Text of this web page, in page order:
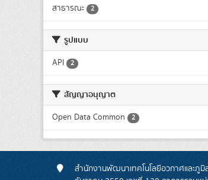
สาธารณะ 2
รูปแบบ
API 2
สัญญาอนุญาต
Open Data Common 2
สำนักงานพัฒนาเทคโนโลยีอวกาศและภู